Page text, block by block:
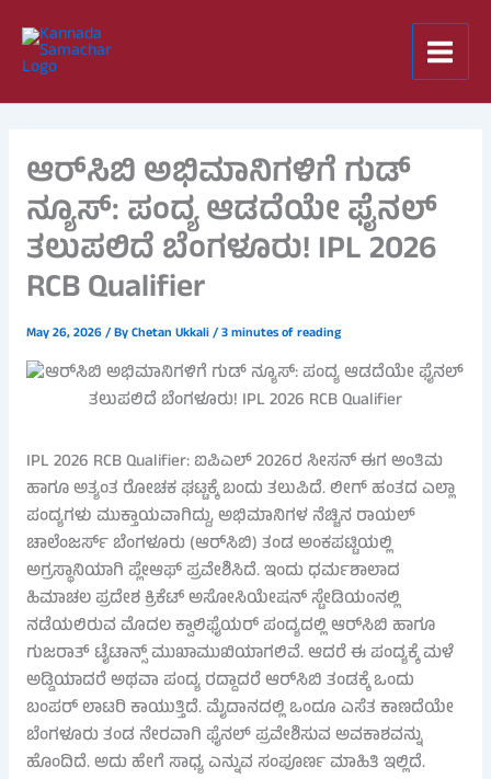
content
ಆರ್‌ಸಿಬಿ ಅಭಿಮಾನಿಗಳಿಗೆ ಗುಡ್
ನ್ಯೂಸ್: ಪಂದ್ಯ ಆಡದೆಯೇ ಫೈನಲ್
ತಲುಪಲಿದೆ ಬೆಂಗಳೂರು! IPL 2026
RCB Qualifier
May 26, 2026/ ByChetan Ukkali/3 minutes of reading
IPL 2026 RCB Qualifier: ಐಪಿಎಲ್ 2026ರ ಸೀಸನ್ ಈಗ ಅಂತಿಮ
ಹಾಗೂ ಅತ್ಯಂತ ರೋಚಕ ಘಟ್ಟಕ್ಕೆ ಬಂದು ತಲುಪಿದೆ. ಲೀಗ್ ಹಂತದ ಎಲ್ಲಾ
ಪಂದ್ಯಗಳು ಮುಕ್ತಾಯವಾಗಿದ್ದು, ಅಭಿಮಾನಿಗಳ ನೆಚ್ಚಿನ ರಾಯಲ್
ಚಾಲೆಂಜರ್ಸ್ ಬೆಂಗಳೂರು (ಆರ್​ಸಿಬಿ) ತಂಡ ಅಂಕಪಟ್ಟಿಯಲ್ಲಿ
ಅಗ್ರಸ್ಥಾನಿಯಾಗಿ ಪ್ಲೇಆಫ್ ಪ್ರವೇಶಿಸಿದೆ. ಇಂದು ಧರ್ಮಶಾಲಾದ
ಹಿಮಾಚಲ ಪ್ರದೇಶ ಕ್ರಿಕೆಟ್ ಅಸೋಸಿಯೇಷನ್ ಸ್ಟೇಡಿಯಂನಲ್ಲಿ
ನಡೆಯಲಿರುವ ಮೊದಲ ಕ್ವಾಲಿಫೈಯರ್ ಪಂದ್ಯದಲ್ಲಿ ಆರ್​ಸಿಬಿ ಹಾಗೂ
ಗುಜರಾತ್ ಟೈಟಾನ್ಸ್ ಮುಖಾಮುಖಿಯಾಗಲಿವೆ. ಆದರೆ ಈ ಪಂದ್ಯಕ್ಕೆ ಮಳೆ
ಅಡ್ಡಿಯಾದರೆ ಅಥವಾ ಪಂದ್ಯ ರದ್ದಾದರೆ ಆರ್​ಸಿಬಿ ತಂಡಕ್ಕೆ ಒಂದು
ಬಂಪರ್ ಲಾಟರಿ ಕಾಯುತ್ತಿದೆ. ಮೈದಾನದಲ್ಲಿ ಒಂದೂ ಎಸೆತ ಕಾಣದೆಯೇ
ಬೆಂಗಳೂರು ತಂಡ ನೇರವಾಗಿ ಫೈನಲ್ ಪ್ರವೇಶಿಸುವ ಅವಕಾಶವನ್ನು
ಹೊಂದಿದೆ. ಅದು ಹೇಗೆ ಸಾಧ್ಯ ಎನ್ನುವ ಸಂಪೂರ್ಣ ಮಾಹಿತಿ ಇಲ್ಲಿದೆ.